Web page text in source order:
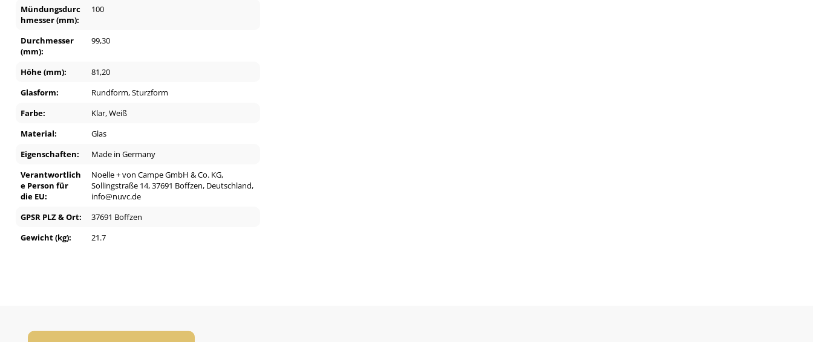
Mündungsdurc
hmesser (mm):
100
Durchmesser
(mm):
99,30
Höhe (mm):
81,20
Glasform:
Rundform, Sturzform
Farbe:
Klar, Weiß
Material:
Glas
Eigenschaften:
Made in Germany
Verantwortlich
e Person für
die EU:
Noelle + von Campe GmbH & Co. KG,
Sollingstraße 14, 37691 Boffzen, Deutschland,
info@nuvc.de
GPSR PLZ & Ort:
37691 Boffzen
Gewicht (kg):
21.7